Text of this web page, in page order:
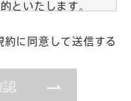
といたします。
ることおよび委託
の暗号化、利用者
に同意して送信する